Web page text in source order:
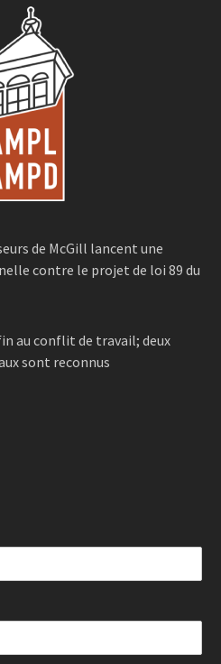
de McGill lancent une
contre le projet de loi 89 du
au conflit de travail; deux
sont reconnus